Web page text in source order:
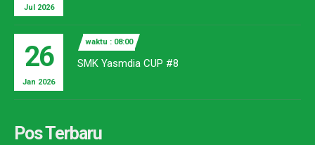
Jul 2026
26
Jan 2026
waktu : 08:00
SMK Yasmdia CUP #8
Pos Terbaru